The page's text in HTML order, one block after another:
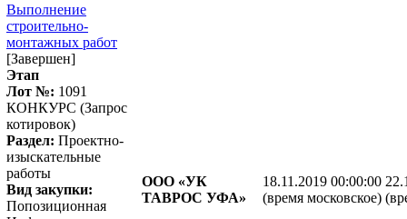
Выполнение
строительно-
монтажных работ
[Завершен]
Этап
Лот №: 1091
КОНКУРС (Запрос
котировок)
Раздел: Проектно-
изыскательные
работы
Вид закупки:
Попозиционная
ООО «УК
ТАВРОС УФА»
18.11.2019 00:00:00
(время московское)